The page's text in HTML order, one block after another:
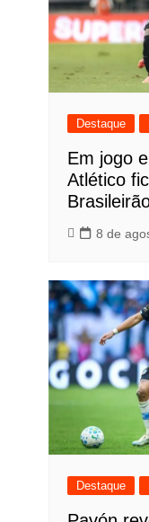
Destaque
Em jogo
Atlético
8 de
Destaque